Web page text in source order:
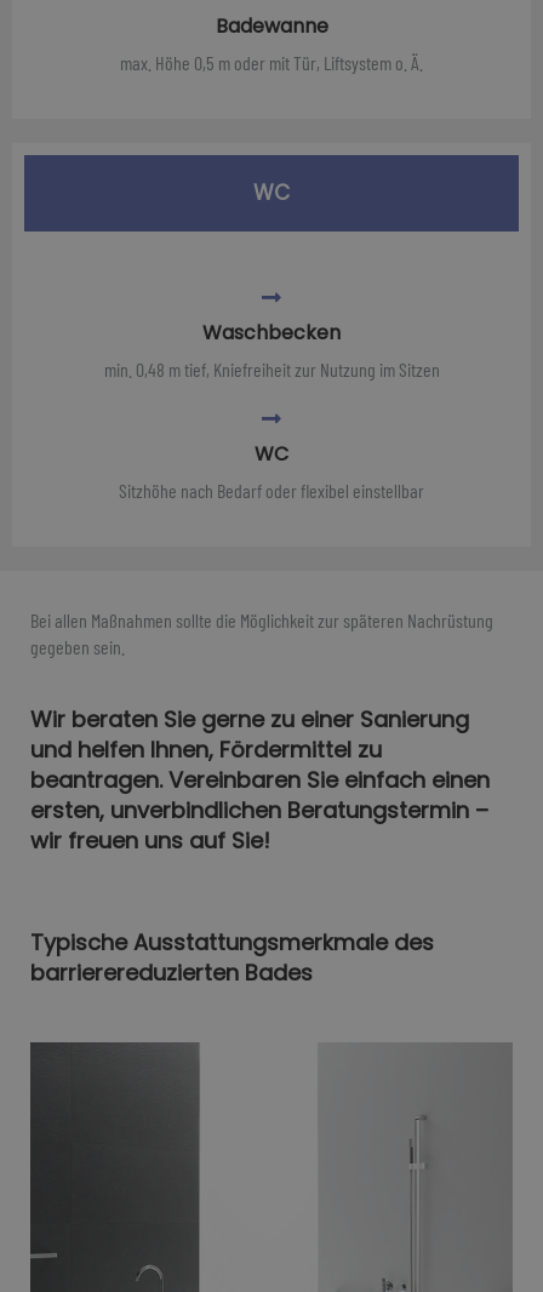
Badewanne
max. Höhe 0,5 m oder mit Tür, Liftsystem o. Ä.
WC
Waschbecken
min. 0,48 m tief, Kniefreiheit zur Nutzung im Sitzen
WC
Sitzhöhe nach Bedarf oder flexibel einstellbar
Bei allen Maßnahmen sollte die Möglichkeit zur späteren Nachrüstung
gegeben sein.
Wir beraten Sie gerne zu einer Sanierung
und helfen Ihnen, Fördermittel zu
beantragen. Vereinbaren Sie einfach einen
ersten, unverbindlichen Beratungstermin –
wir freuen uns auf Sie!
Typische Ausstattungsmerkmale des
barrierereduzierten Bades